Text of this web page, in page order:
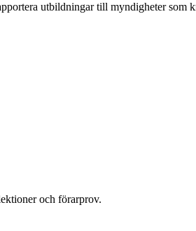
utbildningar till myndigheter som
och förarprov.